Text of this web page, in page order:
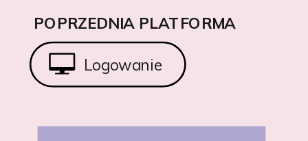
Logowanie
POPRZEDNIA PLATFORMA